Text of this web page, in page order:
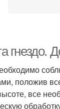
гнездо.
положив
все